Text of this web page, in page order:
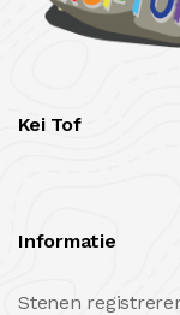
Kei Tof
Informatie
Stenen